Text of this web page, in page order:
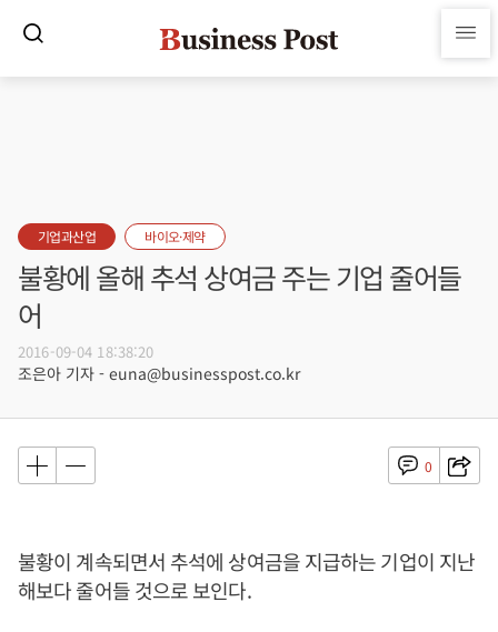
기업과산업 바이오·제약
불황에 올해 추석 상여금 주는 기업 줄어들
어
2016-09-04 18:38:20
조은아 기자 - euna@businesspost.co.kr
0
불황이 계속되면서 추석에 상여금을 지급하는 기업이 지난
해보다 줄어들 것으로 보인다.